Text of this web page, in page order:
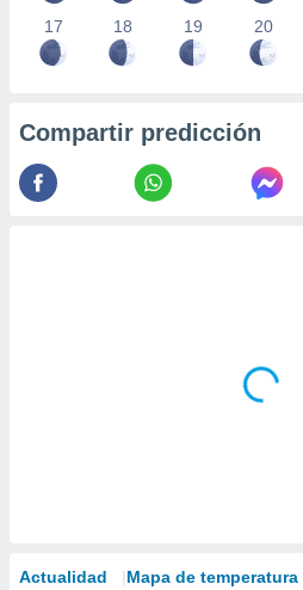
17 18 19 20
Compartir predicción
Actualidad Mapa de temperatura